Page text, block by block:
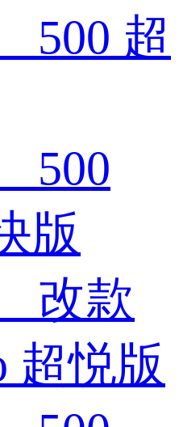
500 超
500
版
改款
超悦版